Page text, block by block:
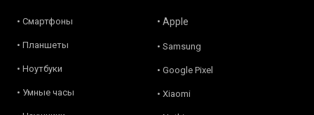
• Смартфоны
• Планшеты
• Ноутбуки
• Умные часы
• Apple
• Samsung
• Google Pixel
• Xiaomi